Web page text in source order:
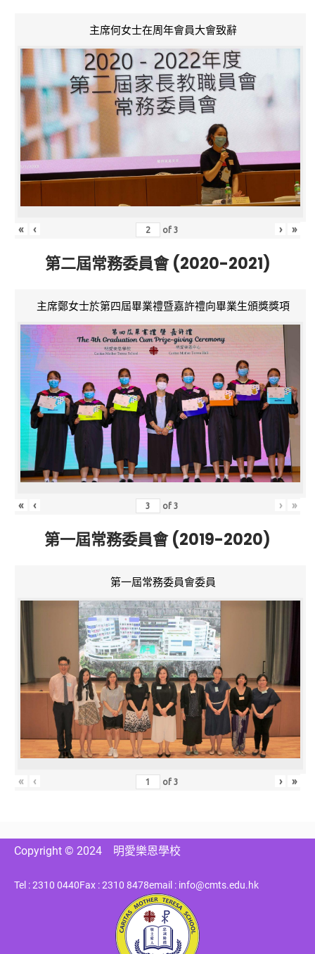
主席何女士在周年會員大會致辭
« ‹ of3 › »
第二屆常務委員會 (2020-2021)
主席鄭女士於第四屆畢業禮暨嘉許禮向畢業生頒獎獎項
« ‹ of3 › »
第一屆常務委員會 (2019-2020)
第一屆常務委員會委員
« ‹ of3 › »
Copyright © 2024 明愛樂恩學校
Tel : 2310 0440Fax : 2310 8478email : info@cmts.edu.hk